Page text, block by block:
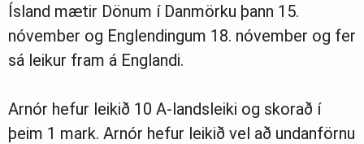
Ísland mætir Dönum í Danmörku þann 15.
nóvember og Englendingum 18. nóvember og fer
sá leikur fram á Englandi.
Arnór hefur leikið 10 A-landsleiki og skorað í
þeim 1 mark. Arnór hefur leikið vel að undanförnu